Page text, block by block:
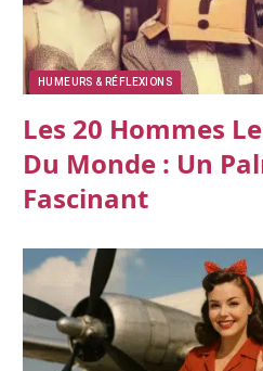
HUMEURS & RÉFLEXIONS
Les 20 Hommes
Du Monde : Un
Fascinant